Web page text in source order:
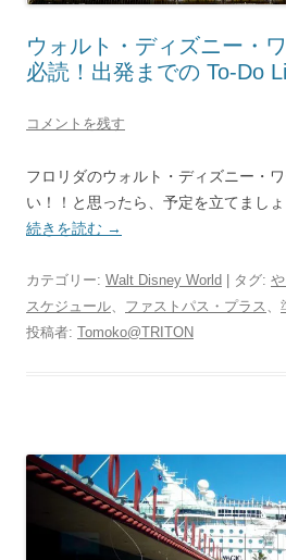
ウォルト・ディズニー・
必読！出発までの To-Do
コメントを残す
フロリダのウォルト・ディズニー・
い！！と思ったら、予定を立てましょ
続きを読む →
カテゴリー: Walt Disney World | タグ:
スケジュール、 ファストパス・プラス 、
投稿者: Tomoko@TRITON